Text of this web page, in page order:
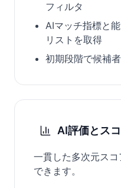
フィルタ
AIマッチ指標と
リストを取得
初期段階で候補
AI評価とス
一貫した多次元ス
できます。